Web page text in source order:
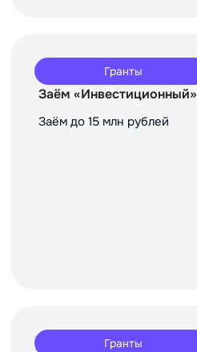
Гранты
Заём «Инвестиционный»
Заём до 15 млн рублей
Гранты